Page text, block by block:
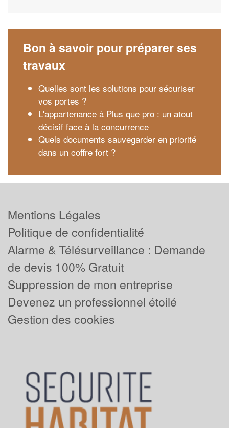
Bon à savoir pour préparer ses
travaux
Quelles sont les solutions pour sécuriser
vos portes ?
L'appartenance à Plus que pro : un atout
décisif face à la concurrence
Quels documents sauvegarder en priorité
dans un coffre fort ?
Mentions Légales
Politique de confidentialité
Alarme & Télésurveillance : Demande
de devis 100% Gratuit
Suppression de mon entreprise
Devenez un professionnel étoilé
Gestion des cookies